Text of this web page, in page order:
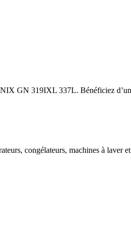
GN 319IXL 337L. Bénéficiez
congélateurs, machines à